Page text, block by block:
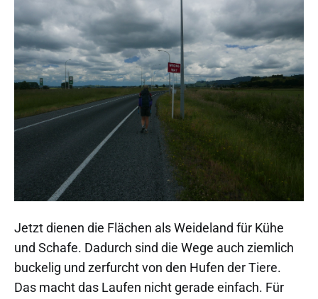
Jetzt dienen die Flächen als Weideland für Kühe
und Schafe. Dadurch sind die Wege auch ziemlich
buckelig und zerfurcht von den Hufen der Tiere.
Das macht das Laufen nicht gerade einfach. Für